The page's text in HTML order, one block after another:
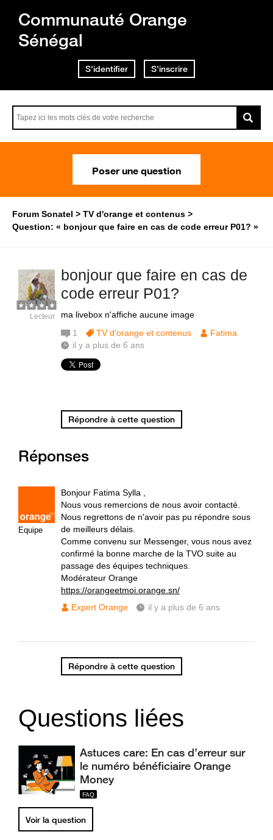
Communauté Orange
Sénégal
S'identifier S'inscrire
Poser une question
Forum Sonatel
TV d'orange et contenus
Question: « bonjour que faire en cas de code erreur P01? »
bonjour que faire en cas de
code erreur P01?
ma livebox n'affiche aucune image
Lecteur
1 TV d'orange et contenus
Fatima
il y a plus de 6 ans
Répondre à cette question
Réponses
Equipe
Bonjour Fatima Sylla ,
Nous vous remercions de nous avoir contacté.
Nous regrettons de n'avoir pas pu répondre sous
de meilleurs délais.
Comme convenu sur Messenger, vous nous avez
confirmé la bonne marche de la TVO suite au
passage des équipes techniques.
Modérateur Orange
https://orangeetmoi.orange.sn/
Expert Orange
il y a plus de 6 ans
Répondre à cette question
Questions liées
Astuces care: En cas d’erreur sur
le numéro bénéficiaire Orange
Money
Voir la question